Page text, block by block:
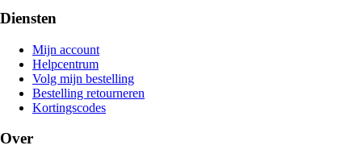
Diensten
Mijn account
Helpcentrum
Volg mijn bestelling
Bestelling retourneren
Kortingscodes
Over